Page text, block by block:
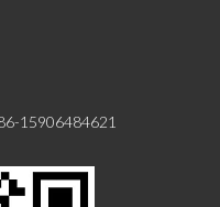
15906484621